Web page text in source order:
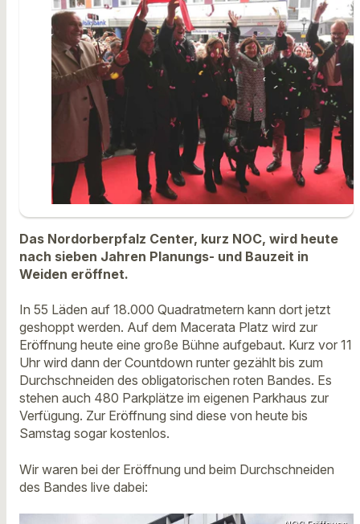
Das Nordorberpfalz Center, kurz NOC, wird heute
nach sieben Jahren Planungs- und Bauzeit in
Weiden eröffnet.
In 55 Läden auf 18.000 Quadratmetern kann dort jetzt
geshoppt werden. Auf dem Macerata Platz wird zur
Eröffnung heute eine große Bühne aufgebaut. Kurz vor 11
Uhr wird dann der Countdown runter gezählt bis zum
Durchschneiden des obligatorischen roten Bandes. Es
stehen auch 480 Parkplätze im eigenen Parkhaus zur
Verfügung. Zur Eröffnung sind diese von heute bis
Samstag sogar kostenlos.
Wir waren bei der Eröffnung und beim Durchschneiden
des Bandes live dabei: